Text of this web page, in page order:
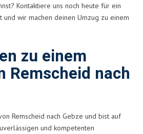
Kontaktiere uns noch heute für ein
und wir machen deinen Umzug zu einem
zu einem
Remscheid nach
Remscheid nach Gebze und bist auf
und kompetenten